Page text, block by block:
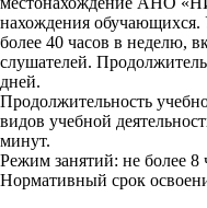
нахождения обучающихся.
более 40 часов в неделю,
слушателей.
дней.
Продолжительность
видов учебной
минут.
Режим занятий: не более 8
Нормативный срок